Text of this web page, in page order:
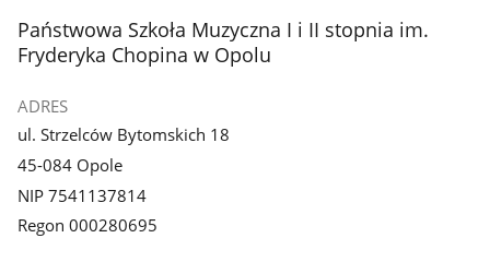
stopka
Państwowa Szkoła Muzyczna I i II stopnia im.
Fryderyka Chopina w Opolu
ADRES
ul. Strzelców Bytomskich 18
45-084 Opole
NIP 7541137814
Regon 000280695